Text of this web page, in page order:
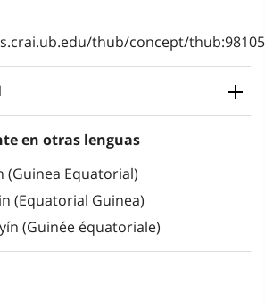
thub/concept/
en otras lenguas
(Guinea Equatorial)
(Equatorial Guinea)
(Guinée équatoriale)